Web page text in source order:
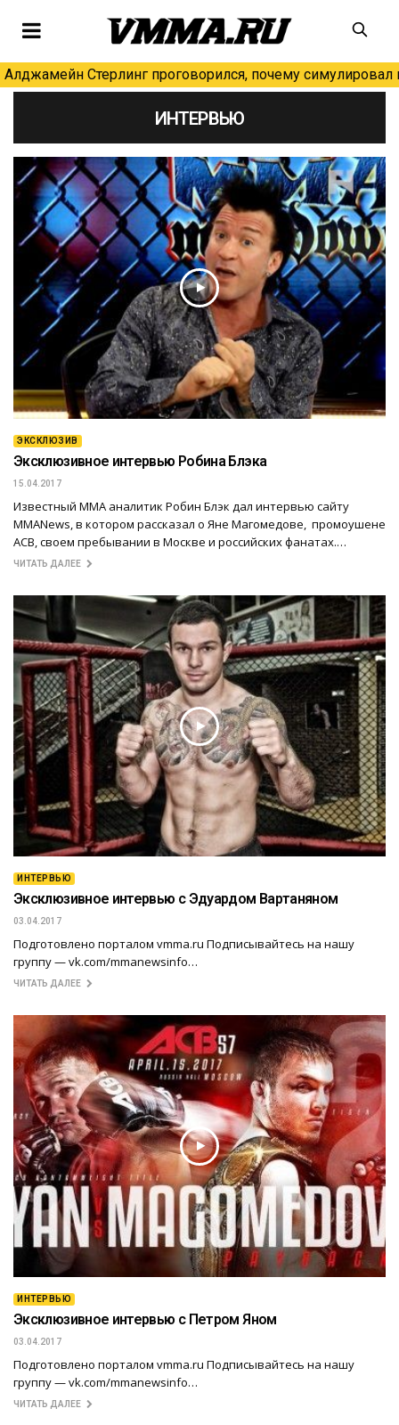
Алджамейн Стерлинг проговорился, почему симулировал
ИНТЕРВЬЮ
ЭКСКЛЮЗИВ
Эксклюзивное интервью Робина Блэка
15.04.2017
Известный ММА аналитик Робин Блэк дал интервью сайту
MMANews, в котором рассказал о Яне Магомедове, промоушене
ACB, своем пребывании в Москве и российских фанатах.…
ЧИТАТЬ ДАЛЕЕ
ИНТЕРВЬЮ
Эксклюзивное интервью с Эдуардом Вартаняном
03.04.2017
Подготовлено порталом vmma.ru Подписывайтесь на нашу
группу — vk.com/mmanewsinfo…
ЧИТАТЬ ДАЛЕЕ
ИНТЕРВЬЮ
Эксклюзивное интервью с Петром Яном
03.04.2017
Подготовлено порталом vmma.ru Подписывайтесь на нашу
группу — vk.com/mmanewsinfo…
ЧИТАТЬ ДАЛЕЕ